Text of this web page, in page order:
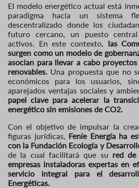
El modelo energético actual está
paradigma hacia un sistema
descentralizado donde los
futuro cercano, un puesto
activos. En este contexto, las
surgen como un modelo de
asocian para llevar a cabo
renovables. Una propuesta que no
económicos para los usuarios,
aparejados ventajas sociales y
papel clave para acelerar la
energético sin emisiones de CO2.
Con el objetivo de impulsar la
figuras jurídicas, Feníe Energíaha
con la Fundación Ecología y
de la cual facilitará que su red de
empresas instaladoras expertas en
servicio integral para el
Energéticas.